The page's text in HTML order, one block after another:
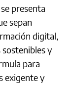
presenta
sepan
digital,
sostenibles y
para
exigente y